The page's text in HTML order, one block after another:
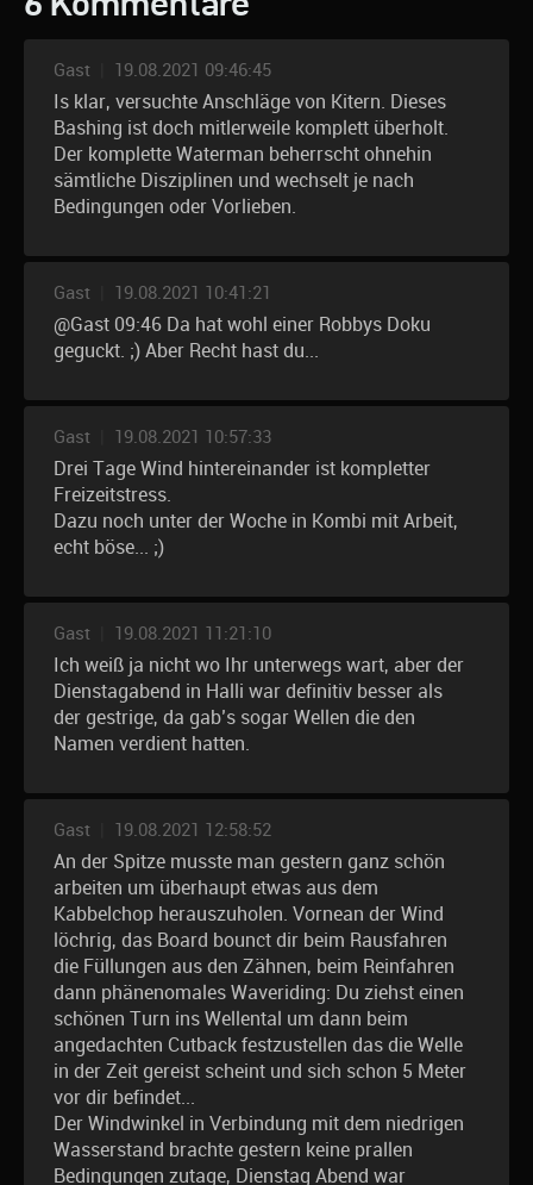
Gast 19.08.2021 09:46:45
Is klar, versuchte Anschläge von Kitern. Dieses
Bashing ist doch mitlerweile komplett überholt.
Der komplette Waterman beherrscht ohnehin
sämtliche Disziplinen und wechselt je nach
Bedingungen oder Vorlieben.
Gast 19.08.2021 10:41:21
@Gast 09:46 Da hat wohl einer Robbys Doku
geguckt. ;) Aber Recht hast du...
Gast 19.08.2021 10:57:33
Drei Tage Wind hintereinander ist kompletter
Freizeitstress.
Dazu noch unter der Woche in Kombi mit Arbeit,
echt böse... ;)
Gast 19.08.2021 11:21:10
Ich weiß ja nicht wo Ihr unterwegs wart, aber der
Dienstagabend in Halli war definitiv besser als
der gestrige, da gab’s sogar Wellen die den
Namen verdient hatten.
Gast 19.08.2021 12:58:52
An der Spitze musste man gestern ganz schön
arbeiten um überhaupt etwas aus dem
Kabbelchop herauszuholen. Vornean der Wind
löchrig, das Board bounct dir beim Rausfahren
die Füllungen aus den Zähnen, beim Reinfahren
dann phänenomales Waveriding: Du ziehst einen
schönen Turn ins Wellental um dann beim
angedachten Cutback festzustellen das die Welle
in der Zeit gereist scheint und sich schon 5 Meter
vor dir befindet...
Der Windwinkel in Verbindung mit dem niedrigen
Wasserstand brachte gestern keine prallen
Bedingungen zutage, Dienstag Abend war